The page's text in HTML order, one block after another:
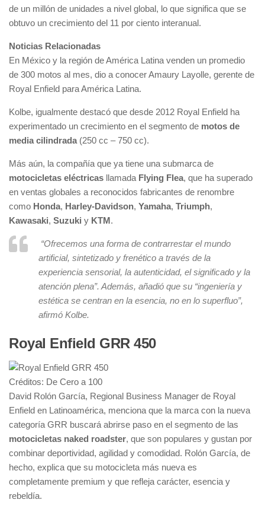
de un millón de unidades a nivel global, lo que significa que se
obtuvo un crecimiento del 11 por ciento interanual.
Noticias Relacionadas
En México y la región de América Latina venden un promedio
de 300 motos al mes, dio a conocer Amaury Layolle, gerente de
Royal Enfield para América Latina.
Kolbe, igualmente destacó que desde 2012 Royal Enfield ha
experimentado un crecimiento en el segmento de motos de
media cilindrada (250 cc – 750 cc).
Más aún, la compañía que ya tiene una submarca de
motocicletas eléctricas llamada Flying Flea, que ha superado
en ventas globales a reconocidos fabricantes de renombre
como Honda, Harley-Davidson, Yamaha, Triumph,
Kawasaki, Suzuki y KTM.
“Ofrecemos una forma de contrarrestar el mundo
artificial, sintetizado y frenético a través de la
experiencia sensorial, la autenticidad, el significado y la
atención plena”. Además, añadió que su “ingeniería y
estética se centran en la esencia, no en lo superfluo”,
afirmó Kolbe.
Royal Enfield GRR 450
Créditos: De Cero a 100
David Rolón García, Regional Business Manager de Royal
Enfield en Latinoamérica, menciona que la marca con la nueva
categoría GRR buscará abrirse paso en el segmento de las
motocicletas naked roadster, que son populares y gustan por
combinar deportividad, agilidad y comodidad. Rolón García, de
hecho, explica que su motocicleta más nueva es
completamente premium y que refleja carácter, esencia y
rebeldía.